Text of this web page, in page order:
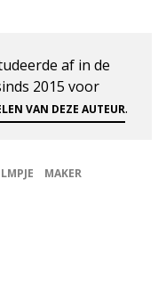
af in de
2015 voor
VAN DEZE AUTEUR.
MAKER